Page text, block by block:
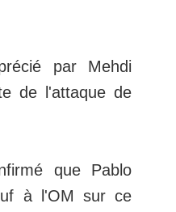
par Mehdi
de l'attaque de
que Pablo
à l'OM sur ce